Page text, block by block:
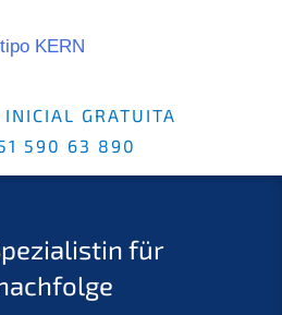
INICIAL GRATUITA
590 63 890
für